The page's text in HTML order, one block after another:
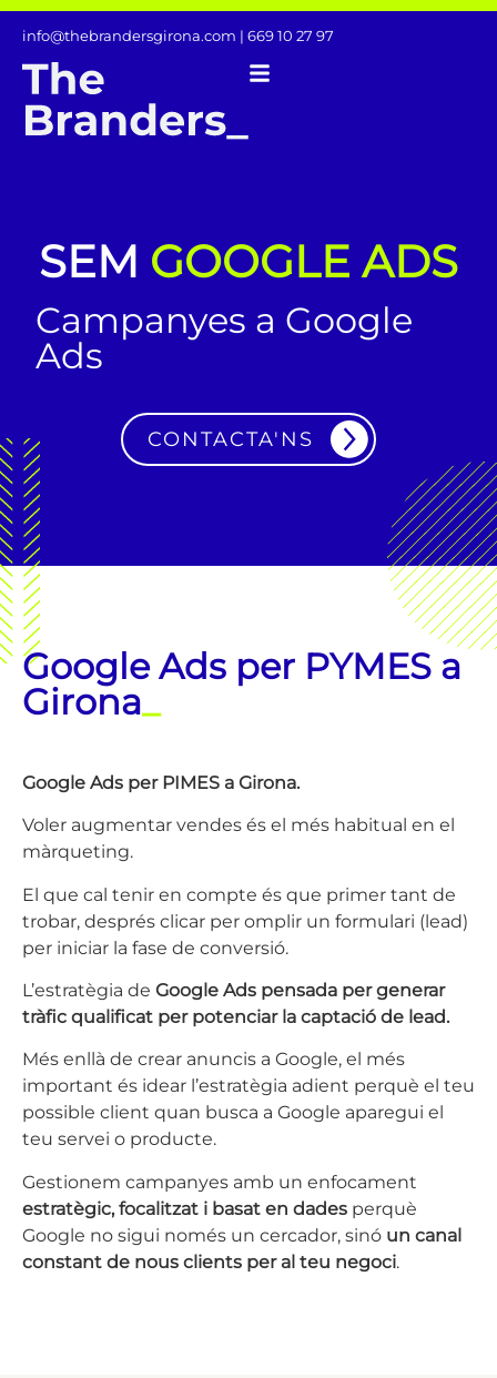
info@thebrandersgirona.com | 669 10 27 97
SEM GOOGLE ADS
Campanyes a Google
Ads
CONTACTA'NS
Google Ads per PYMES a
Girona_
Google Ads per PIMES a Girona.
Voler augmentar vendes és el més habitual en el
màrqueting.
El que cal tenir en compte és que primer tant de
trobar, després clicar per omplir un formulari (lead)
per iniciar la fase de conversió.
L’estratègia de Google Ads pensada per generar
tràfic qualificat per potenciar la captació de lead.
Més enllà de crear anuncis a Google, el més
important és idear l’estratègia adient perquè el teu
possible client quan busca a Google aparegui el
teu servei o producte.
Gestionem campanyes amb un enfocament
estratègic, focalitzat i basat en dades perquè
Google no sigui només un cercador, sinó un canal
constant de nous clients per al teu negoci.